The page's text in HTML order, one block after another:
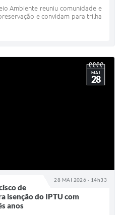
Ambiente reuniu comunidade e
e convidam para trilha
28 MAI 2026 - 14h33
MAI
28
de
isenção do IPTU com
anos